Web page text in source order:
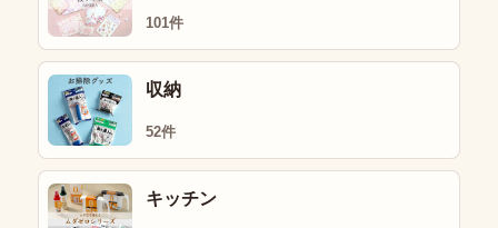
101件
収納
52件
キッチン